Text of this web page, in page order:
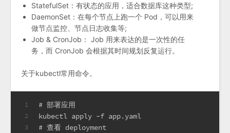
StatefulSet：有状态的应用，适合数据库这种类型;
DaemonSet：在每个节点上跑一个 Pod，可以用来
做节点监控、节点日志收集等;
Job & CronJob： Job 用来表达的是一次性的任
务，而 CronJob 会根据其时间规划反复运行。
关于kubectl常用命令。
1
2
3
# 部署应用
kubectl apply -f app.yaml
# 查看 deployment